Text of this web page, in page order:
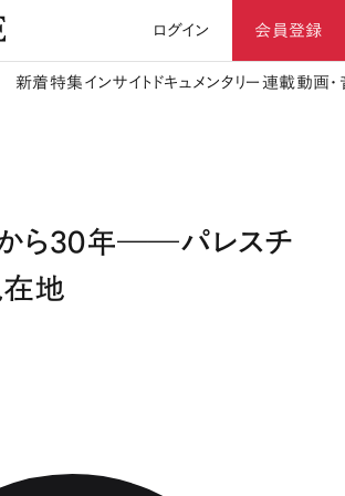
ログイン 会員登録
新着特集 インサイト ドキュメンタリー 連載動画
ら30年――パレスチ
地